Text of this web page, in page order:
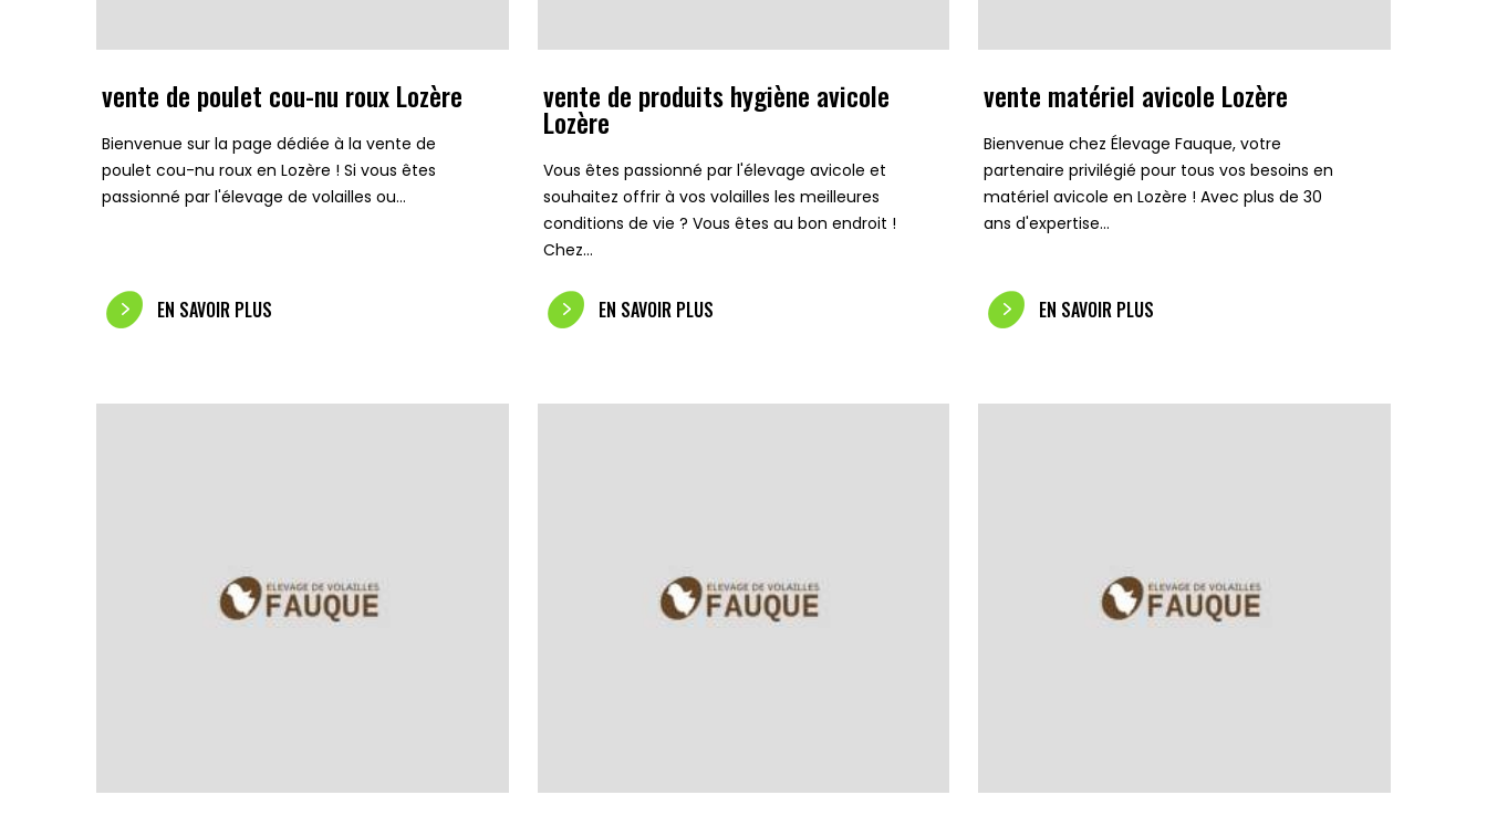
vente de poulet cou-nu roux Lozère
Bienvenue sur la page dédiée à la vente de
poulet cou-nu roux en Lozère ! Si vous êtes
passionné par l'élevage de volailles ou…
EN SAVOIR PLUS
vente de produits hygiène avicole
Lozère
Vous êtes passionné par l'élevage avicole et
souhaitez offrir à vos volailles les meilleures
conditions de vie ? Vous êtes au bon endroit !
Chez…
EN SAVOIR PLUS
vente matériel avicole Lozère
Bienvenue chez Élevage Fauque, votre
partenaire privilégié pour tous vos besoins en
matériel avicole en Lozère ! Avec plus de 30
ans d'expertise…
EN SAVOIR PLUS